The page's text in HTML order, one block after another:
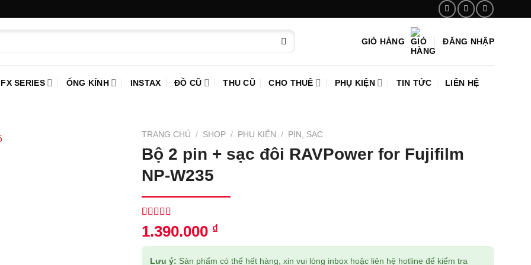
GIỎ HÀNG ĐĂNG NHẬP
SERIES ỐNG KÍNH INSTAX ĐỒ CŨ THU CŨ CHO THUÊ PHỤ KIỆN TIN TỨC LIÊN HỆ
TRANG CHỦ / SHOP / PHỤ KIỆN / PIN, SẠC
Bộ 2 pin + sạc đôi RAVPower for Fujifilm
NP-W235
5.00trên 5
dựa trên
1
đánh giá
1.390.000 ₫
Lưu ý: Sản phẩm có thể hết hàng, xin vui lòng inbox hoặc liên hệ hotline để kiểm tra